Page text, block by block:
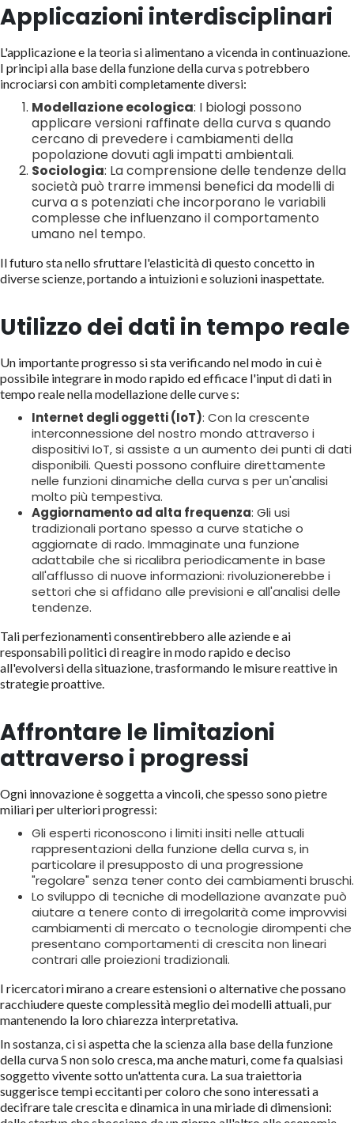
Applicazioni interdisciplinari
L'applicazione e la teoria si alimentano a vicenda in continuazione.
I principi alla base della funzione della curva s potrebbero
incrociarsi con ambiti completamente diversi:
Modellazione ecologica: I biologi possono
applicare versioni raffinate della curva s quando
cercano di prevedere i cambiamenti della
popolazione dovuti agli impatti ambientali.
Sociologia: La comprensione delle tendenze della
società può trarre immensi benefici da modelli di
curva a s potenziati che incorporano le variabili
complesse che influenzano il comportamento
umano nel tempo.
Il futuro sta nello sfruttare l'elasticità di questo concetto in
diverse scienze, portando a intuizioni e soluzioni inaspettate.
Utilizzo dei dati in tempo reale
Un importante progresso si sta verificando nel modo in cui è
possibile integrare in modo rapido ed efficace l'input di dati in
tempo reale nella modellazione delle curve s:
Internet degli oggetti (IoT): Con la crescente
interconnessione del nostro mondo attraverso i
dispositivi IoT, si assiste a un aumento dei punti di dati
disponibili. Questi possono confluire direttamente
nelle funzioni dinamiche della curva s per un'analisi
molto più tempestiva.
Aggiornamento ad alta frequenza: Gli usi
tradizionali portano spesso a curve statiche o
aggiornate di rado. Immaginate una funzione
adattabile che si ricalibra periodicamente in base
all'afflusso di nuove informazioni: rivoluzionerebbe i
settori che si affidano alle previsioni e all'analisi delle
tendenze.
Tali perfezionamenti consentirebbero alle aziende e ai
responsabili politici di reagire in modo rapido e deciso
all'evolversi della situazione, trasformando le misure reattive in
strategie proattive.
Affrontare le limitazioni
attraverso i progressi
Ogni innovazione è soggetta a vincoli, che spesso sono pietre
miliari per ulteriori progressi:
Gli esperti riconoscono i limiti insiti nelle attuali
rappresentazioni della funzione della curva s, in
particolare il presupposto di una progressione
"regolare" senza tener conto dei cambiamenti bruschi.
Lo sviluppo di tecniche di modellazione avanzate può
aiutare a tenere conto di irregolarità come improvvisi
cambiamenti di mercato o tecnologie dirompenti che
presentano comportamenti di crescita non lineari
contrari alle proiezioni tradizionali.
I ricercatori mirano a creare estensioni o alternative che possano
racchiudere queste complessità meglio dei modelli attuali, pur
mantenendo la loro chiarezza interpretativa.
In sostanza, ci si aspetta che la scienza alla base della funzione
della curva S non solo cresca, ma anche maturi, come fa qualsiasi
soggetto vivente sotto un'attenta cura. La sua traiettoria
suggerisce tempi eccitanti per coloro che sono interessati a
decifrare tale crescita e dinamica in una miriade di dimensioni: